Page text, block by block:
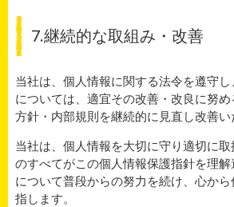
7.継続的な取組み・改善
当社は、個人情報に関する法令を遵守
については、適宜その改善・改良に努
方針・内部規則を継続的に見直し改善い
当社は、個人情報を大切に守り適切に
のすべてがこの個人情報保護指針を理
について普段からの努力を続け、心か
指します。